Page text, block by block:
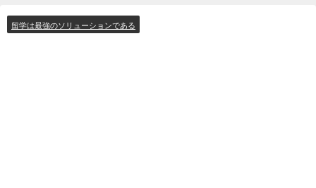
留学は最強のソリューションである